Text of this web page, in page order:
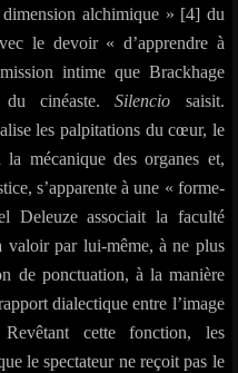
alchimique » [4] du
le devoir « d’apprendre à
intime que Brackhage
du cinéaste.Silencio saisit.
les palpitations du cœur, le
mécanique des organes et,
s’apparente à une « forme-
Deleuze associait la faculté
valoir par lui-même, à ne plus
de ponctuation, à la manière
dialectique entre l’image
cette fonction, les
le spectateur ne reçoit pas le